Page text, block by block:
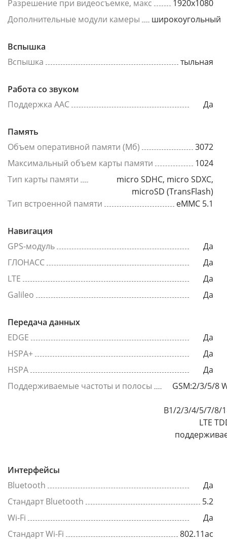
Разрешение при видеосъемке, макс
1920x1080
Дополнительные модули камеры
широкоугольный
Вспышка
Вспышка
тыльная
Работа со звуком
Поддержка AAC
Да
Память
Объем оперативной памяти (Мб)
3072
Максимальный объем карты памяти
1024
Тип карты памяти
micro SDHC, micro SDXC,
microSD (TransFlash)
Тип встроенной памяти
eMMC 5.1
Навигация
GPS-модуль
Да
ГЛОНАСС
Да
LTE
Да
Galileo
Да
Передача данных
EDGE
Да
HSPA+
Да
HSPA
Да
Поддерживаемые частоты и полосы
GSM:2/3/5/8
B1/2/3/4/5/7/8/
LTE
Интерфейсы
Bluetooth
Да
Стандарт Bluetooth
5.2
Wi-Fi
Да
Стандарт Wi-Fi
802.11ac